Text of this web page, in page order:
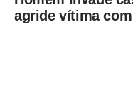
agride vítima